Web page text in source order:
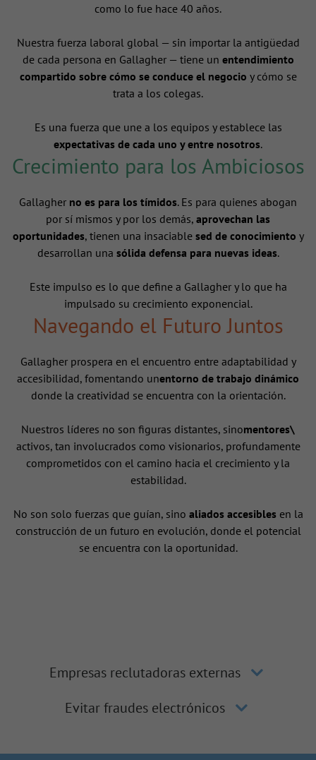
como lo fue hace 40 años.
Nuestra fuerza laboral global — sin importar la antigüedad
de cada persona en Gallagher — tiene un entendimiento
compartido sobre cómo se conduce el negocio y cómo se
trata a los colegas.
Es una fuerza que une a los equipos y establece las
expectativas de cada uno y entre nosotros.
Crecimiento para los Ambiciosos
Gallagher no es para los tímidos. Es para quienes abogan
por sí mismos y por los demás, aprovechan las
oportunidades, tienen una insaciable sed de conocimiento y
desarrollan una sólida defensa para nuevas ideas.
Este impulso es lo que define a Gallagher y lo que ha
impulsado su crecimiento exponencial.
Navegando el Futuro Juntos
Gallagher prospera en el encuentro entre adaptabilidad y
accesibilidad, fomentando unentorno de trabajo dinámico
donde la creatividad se encuentra con la orientación.
Nuestros líderes no son figuras distantes, sinomentores\
activos, tan involucrados como visionarios, profundamente
comprometidos con el camino hacia el crecimiento y la
estabilidad.
No son solo fuerzas que guían, sino aliados accesiblesen la
construcción de un futuro en evolución, donde el potencial
se encuentra con la oportunidad.
Empresas reclutadoras externas
Evitar fraudes electrónicos